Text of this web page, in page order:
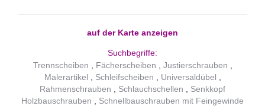
auf der Karte anzeigen
Suchbegriffe:
Trennscheiben
Fächerscheiben
Justierschrauben
Malerartikel
Schleifscheiben
Universaldübel
Rahmenschrauben
Schlauchschellen
Senkkopf
Holzbauschrauben
Schnellbauschrauben mit Feingewinde